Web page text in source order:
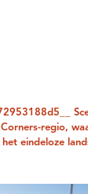
regio,
eindeloze